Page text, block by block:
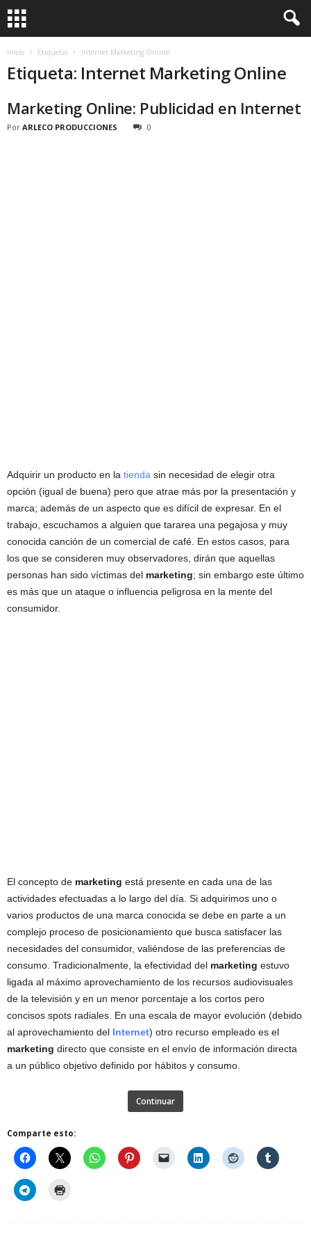
Inicio Etiquetas Internet Marketing Online
Etiqueta: Internet Marketing Online
Marketing Online: Publicidad en Internet
Por ARLECO PRODUCCIONES 0
Adquirir un producto en la tienda sin necesidad de elegir otra
opción (igual de buena) pero que atrae más por la presentación y
marca; además de un aspecto que es difícil de expresar. En el
trabajo, escuchamos a alguien que tararea una pegajosa y muy
conocida canción de un comercial de café. En estos casos, para
los que se consideren muy observadores, dirán que aquellas
personas han sido víctimas del marketing; sin embargo este último
es más que un ataque o influencia peligrosa en la mente del
consumidor.
El concepto de marketing está presente en cada una de las
actividades efectuadas a lo largo del día. Si adquirimos uno o
varios productos de una marca conocida se debe en parte a un
complejo proceso de posicionamiento que busca satisfacer las
necesidades del consumidor, valiéndose de las preferencias de
consumo. Tradicionalmente, la efectividad del marketing estuvo
ligada al máximo aprovechamiento de los recursos audiovisuales
de la televisión y en un menor porcentaje a los cortos pero
concisos spots radiales. En una escala de mayor evolución (debido
al aprovechamiento del Internet) otro recurso empleado es el
marketing directo que consiste en el envío de información directa
a un público objetivo definido por hábitos y consumo.
Continuar
Comparte esto: